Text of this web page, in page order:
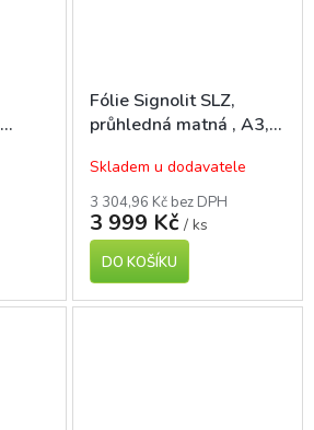
Fólie Signolit SLZ,
průhledná matná , A3,
tiskárny
Skladem u dodavatele
3 304,96 Kč bez DPH
3 999 Kč / ks
DO KOŠÍKU